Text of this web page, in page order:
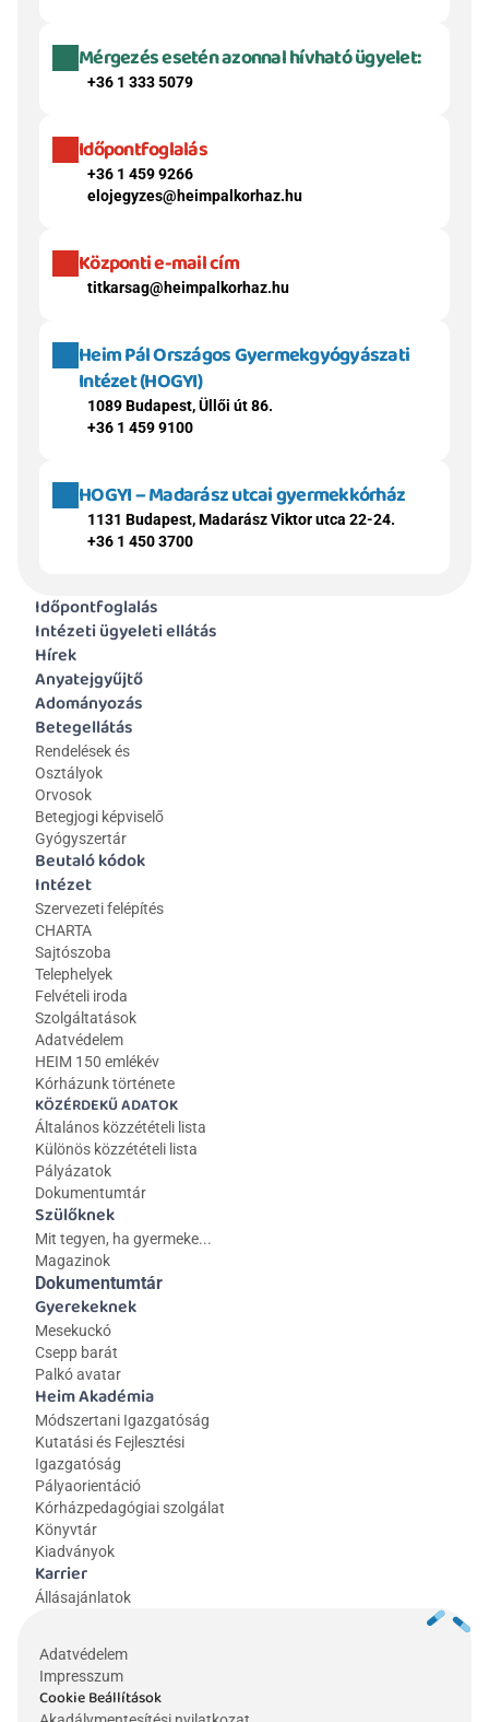
Mérgezés esetén azonnal hívható ügyelet:
+36 1 333 5079
Időpontfoglalás
+36 1 459 9266
elojegyzes@heimpalkorhaz.hu
Központi e-mail cím
titkarsag@heimpalkorhaz.hu
Heim Pál Országos Gyermekgyógyászati
Intézet (HOGYI)
1089 Budapest, Üllői út 86.
+36 1 459 9100
HOGYI – Madarász utcai gyermekkórház
1131 Budapest, Madarász Viktor utca 22-24.
+36 1 450 3700
Időpontfoglalás
Intézeti ügyeleti ellátás
Hírek
Anyatejgyűjtő
Adományozás
Betegellátás
Rendelések és
Osztályok
Orvosok
Betegjogi képviselő
Gyógyszertár
Beutaló kódok
Intézet
Szervezeti felépítés
CHARTA
Sajtószoba
Telephelyek
Felvételi iroda
Szolgáltatások
Adatvédelem
HEIM 150 emlékév
Kórházunk története
KÖZÉRDEKŰ ADATOK
Általános közzétételi lista
Különös közzétételi lista
Pályázatok
Dokumentumtár
Szülőknek
Mit tegyen, ha gyermeke...
Magazinok
Gyerekeknek
Mesekuckó
Csepp barát
Palkó avatar
Heim Akadémia
Módszertani Igazgatóság
Kutatási és Fejlesztési
Igazgatóság
Pályaorientáció
Kórházpedagógiai szolgálat
Könyvtár
Kiadványok
Karrier
Állásajánlatok
Dokumentumtár
Adatvédelem
Impresszum
Cookie Beállítások